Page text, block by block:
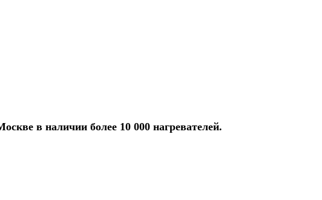
в наличии более 10 000 нагревателей.